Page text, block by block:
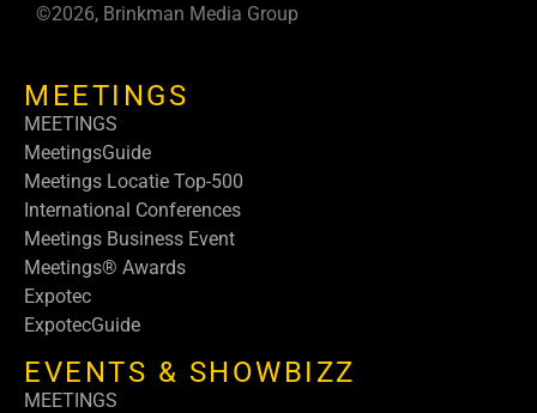
©2026, Brinkman Media Group
MEETINGS
MEETINGS
MeetingsGuide
Meetings Locatie Top-500
International Conferences
Meetings Business Event
Meetings® Awards
Expotec
ExpotecGuide
EVENTS & SHOWBIZZ
MEETINGS